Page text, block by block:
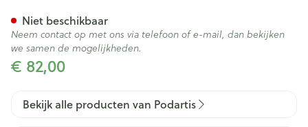
€ 82,00
Niet beschikbaar
Neem contact op met ons via telefoon of e-mail, dan bekijken
we samen de mogelijkheden.
Bekijk alle producten van Podartis